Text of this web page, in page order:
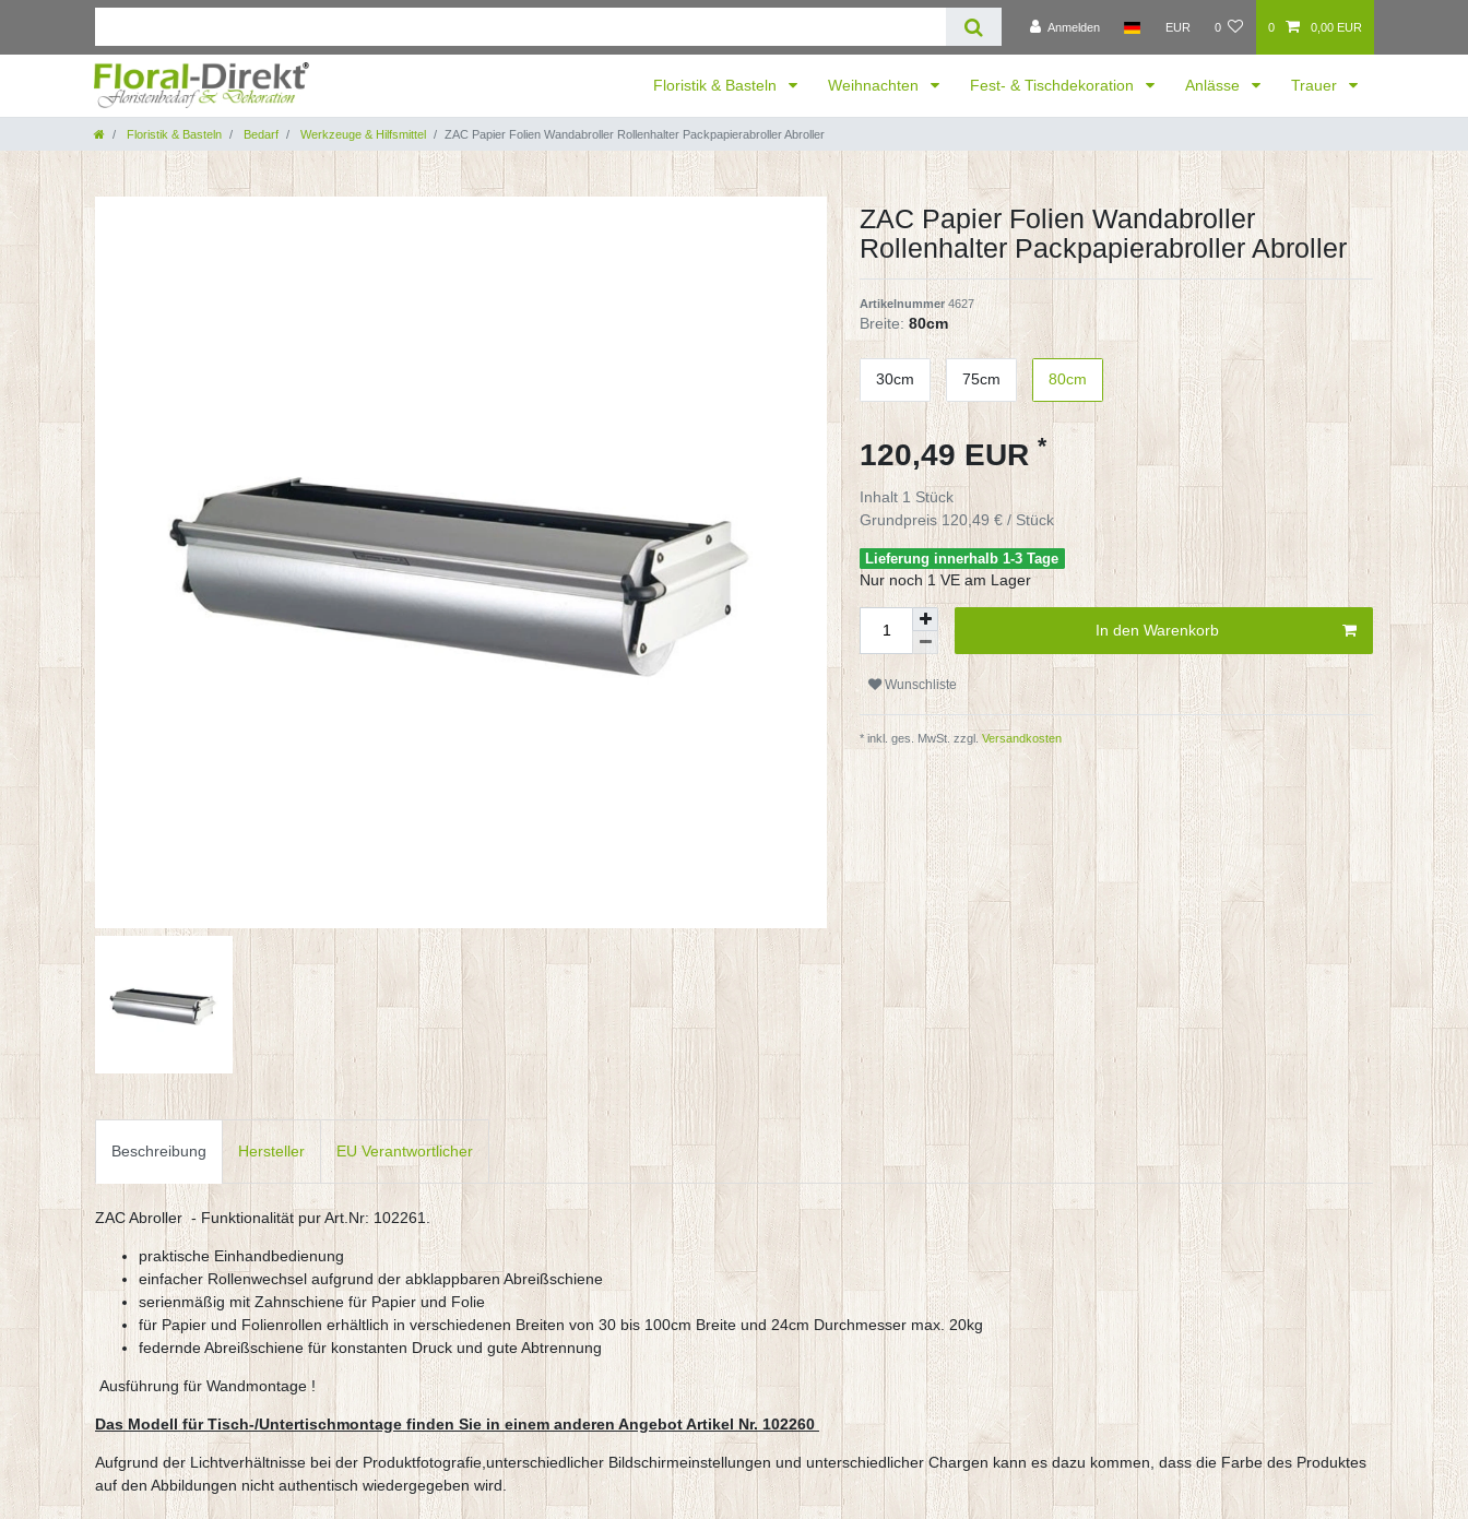
Anmelden EUR 0 0 0,00 EUR
Floristik & Basteln Weihnachten Fest- & Tischdekoration Anlässe Trauer
Floristik & Basteln Bedarf Werkzeuge & Hilfsmittel ZAC Papier Folien Wandabroller Rollenhalter Packpapierabroller Abroller
ZAC Papier Folien Wandabroller
Rollenhalter Packpapierabroller Abroller
Artikelnummer4627
Breite: 80cm
30cm 75cm 80cm
120,49 EUR *
Inhalt 1 Stück
Grundpreis 120,49 € / Stück
Lieferung innerhalb 1-3 Tage
Nur noch 1 VE am Lager
In den Warenkorb
Wunschliste
* inkl. ges. MwSt. zzgl. Versandkosten
Beschreibung Hersteller EU Verantwortlicher
ZAC Abroller - Funktionalität pur Art.Nr: 102261.
praktische Einhandbedienung
einfacher Rollenwechsel aufgrund der abklappbaren Abreißschiene
serienmäßig mit Zahnschiene für Papier und Folie
für Papier und Folienrollen erhältlich in verschiedenen Breiten von 30 bis 100cm Breite und 24cm Durchmesser max. 20kg
federnde Abreißschiene für konstanten Druck und gute Abtrennung
Ausführung für Wandmontage !
Das Modell für Tisch-/Untertischmontage finden Sie in einem anderen Angebot Artikel Nr. 102260
Aufgrund der Lichtverhältnisse bei der Produktfotografie,unterschiedlicher Bildschirmeinstellungen und unterschiedlicher Chargen kann es dazu kommen, dass die Farbe des Produktes
auf den Abbildungen nicht authentisch wiedergegeben wird.